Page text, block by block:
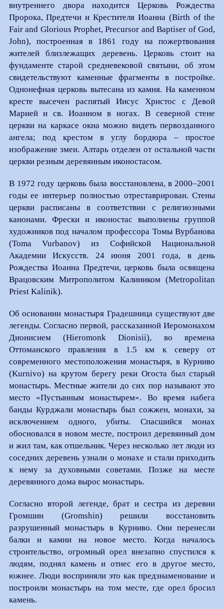
внутреннего двора находится Церковь Рождества
Пророка, Предтечи и Крестителя Иоанна (Birth of the
Fair and Glorious Prophet, Precursor and Baptiser of God,
John), построенная в 1861 году на пожертвования
жителей близлежащих деревень. Церковь стоит на
фундаменте старой средневековой святыни, об этом
свидетельствуют каменные фрагменты в постройке.
Однонефная церковь вытесана из камня. На каменном
кресте высечен распятый Иисус Христос с Девой
Марией и св. Иоанном в ногах. В северной стене
церкви на каркасе окна можно видеть первозданного
ангела; под крестом в углу бордюра – простое
изображение змеи. Алтарь отделен от остальной части
церкви резным деревянным иконостасом.
В 1972 году церковь была восстановлена, в 2000–2001
годы ее интерьер полностью отреставрирован. Стены
церкви расписаны в соответствии с религиозными
канонами. Фрески и иконостас выполнены группой
художников под началом профессора Томы Вурбанова
(Toma Vurbanov) из Софийской Национальной
Академии Искусств. 24 июня 2001 года, в день
Рождества Иоанна Предтечи, церковь была освящена
Врацовским Митрополитом Калиником (Metropolitan
Priest Kalinik).
Об основании монастыря Градешница существуют две
легенды. Согласно первой, рассказанной Иеромонахом
Дионисием (Hieromonk Dionisii), во времена
Оттоманского правления в 1.5 км к северу от
современного местоположения монастыря, в Курниво
(Kurnivo) на крутом берегу реки Огоста был старый
монастырь. Местные жители до сих пор называют это
место «Пустынным монастырем». Во время набега
банды Курджали монастырь был сожжен, монахи, за
исключением одного, убиты. Спасшийся монах
обосновался в новом месте, построил деревянный дом
и жил там, как отшельник. Через несколько лет люди из
соседних деревень узнали о монахе и стали приходить
к нему за духовными советами. Позже на месте
деревянного дома вырос монастырь.
Согласно второй легенде, брат и сестра из деревни
Громшин (Gromshin) решили восстановить
разрушенный монастырь в Курниво. Они перенесли
балки и камни на новое место. Когда началось
строительство, огромный орел внезапно спустился к
людям, поднял камень и отнес его в другое место,
южнее. Люди восприняли это как предзнаменование и
построили монастырь на том месте, где орел бросил
камень.